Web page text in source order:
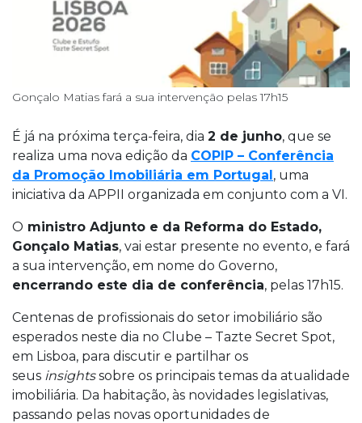
Gonçalo Matias fará a sua intervenção pelas 17h15
É já na próxima terça-feira, dia 2 de junho, que se
realiza uma nova edição da COPIP – Conferência
da Promoção Imobiliária em Portugal, uma
iniciativa da APPII organizada em conjunto com a VI.
O ministro Adjunto e da Reforma do Estado,
Gonçalo Matias, vai estar presente no evento, e fará
a sua intervenção, em nome do Governo,
encerrando este dia de conferência, pelas 17h15.
Centenas de profissionais do setor imobiliário são
esperados neste dia no Clube – Tazte Secret Spot,
em Lisboa, para discutir e partilhar os
seus insightssobre os principais temas da atualidade
imobiliária. Da habitação, às novidades legislativas,
passando pelas novas oportunidades de